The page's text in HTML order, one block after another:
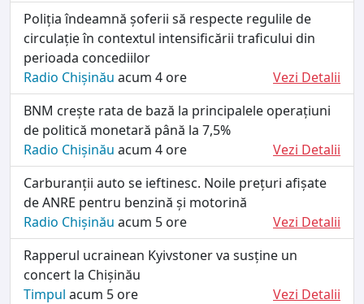
Poliția îndeamnă șoferii să respecte regulile de
circulație în contextul intensificării traficului din
perioada concediilor
Radio Chișinău acum 4 ore
Vezi Detalii
BNM crește rata de bază la principalele operațiuni
de politică monetară până la 7,5%
Radio Chișinău acum 4 ore
Vezi Detalii
Carburanții auto se ieftinesc. Noile prețuri afișate
de ANRE pentru benzină și motorină
Radio Chișinău acum 5 ore
Vezi Detalii
Rapperul ucrainean Kyivstoner va susține un
concert la Chișinău
Timpul acum 5 ore
Vezi Detalii